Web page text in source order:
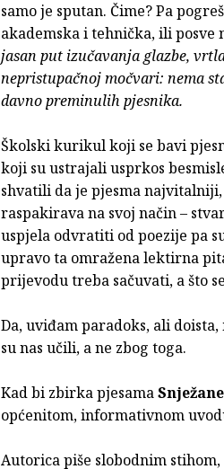
samo je sputan. Čime? Pa
akademska i tehnička, ili posve
jasan put izučavanja glazbe,
nepristupačnoj močvari: nema
davno preminulih pjesnika.
Školski kurikul koji se bavi
koji su ustrajali usprkos
shvatili da je pjesma
raspakirava na svoj način –
uspjela odvratiti od poezije pa
upravo ta omražena lektirna
prijevodu treba sačuvati, a što
Da, uviđam paradoks, ali
su nas učili, a ne zbog toga.
Kad bi zbirka pjesama
općenitom, informativnom
Autorica piše slobodnim